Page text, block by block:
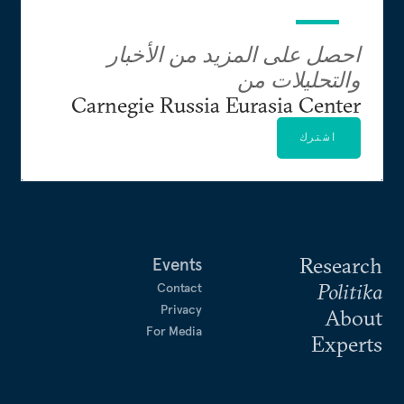
الصحافة الإذاعية في لبنان.
Research
Politika
About
Experts
Events
Contact
Privacy
For Media
احصل على المزيد من الأخبار
والتحليلات من
Carnegie Russia Eurasia Center
اشترك